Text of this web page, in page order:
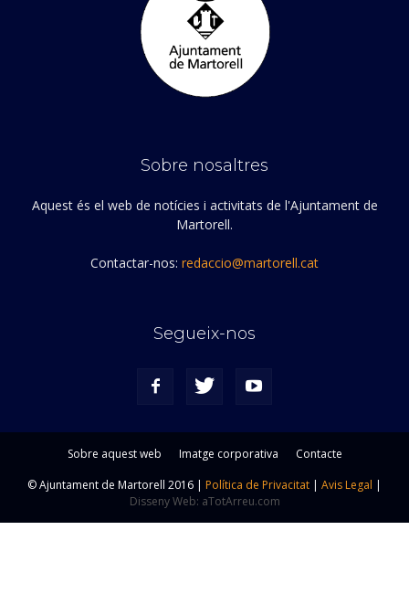
Sobre nosaltres
Aquest és el web de notícies i activitats de l'Ajuntament de
Martorell.
Contactar-nos: redaccio@martorell.cat
Segueix-nos
Sobre aquest web Imatge corporativa
Contacte
© Ajuntament de Martorell 2016 | Política de Privacitat | Avis Legal |
Disseny Web: aTotArreu.com